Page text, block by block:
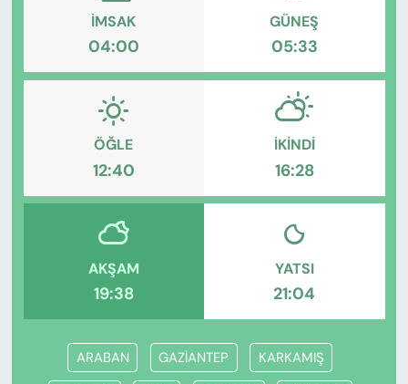
İMSAK
04:00
GÜNEŞ
05:33
ÖĞLE
12:40
İKINDI
16:28
AKŞAM
19:38
YATSI
21:04
ARABAN GAZİANTEP KARKAMIŞ
KÜLTÜR-SANAT
MAGAZİN
ÖZEL HABER
SİYASET
VAN VE DİYARBAKIR HABERLERİ